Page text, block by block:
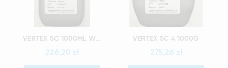
Szybki podgląd VERTEX SC 1000ML WYRÓB MEDYCZNY
226,20 zł
Szybki podgląd
VERTEX SC 4 1000G
275,26 zł